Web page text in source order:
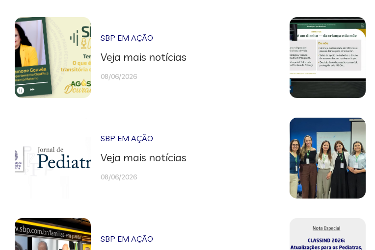
SBP EM AÇÃO
Veja mais notícias
08/06/2026
SBP EM AÇÃO
Veja mais notícias
08/06/2026
SBP EM AÇÃO